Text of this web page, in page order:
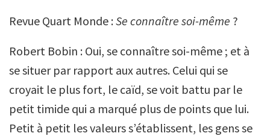
Revue Quart Monde :Se connaître soi-même ?
Robert Bobin : Oui, se connaître soi-même ; et à
se situer par rapport aux autres. Celui qui se
croyait le plus fort, le caïd, se voit battu par le
petit timide qui a marqué plus de points que lui.
Petit à petit les valeurs s’établissent, les gens se